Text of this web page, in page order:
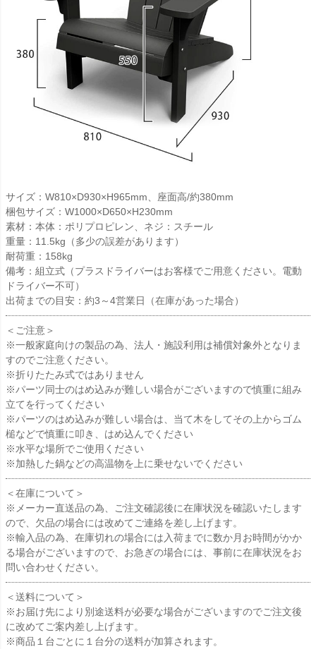
サイズ：W810×D930×H965mm、座面高/約380mm
梱包サイズ：W1000×D650×H230mm
素材：本体：ポリプロピレン、ネジ：スチール
重量：11.5kg（多少の誤差があります）
耐荷重：158kg
備考：組立式（プラスドライバーはお客様でご用意ください。電動
ドライバー不可）
出荷までの目安：約3～4営業日（在庫があった場合）
＜ご注意＞
※一般家庭向けの製品の為、法人・施設利用は補償対象外となりま
すのでご注意ください。
※折りたたみ式ではありません
※パーツ同士のはめ込みが難しい場合がございますので慎重に組み
立てを行ってください
※パーツのはめ込みが難しい場合は、当て木をしてその上からゴム
槌などで慎重に叩き、はめ込んでください
※水平な場所でご使用ください
※加熱した鍋などの高温物を上に乗せないでください
＜在庫について＞
※メーカー直送品の為、ご注文確認後に在庫状況を確認いたします
ので、欠品の場合には改めてご連絡を差し上げます。
※輸入品の為、在庫切れの場合には入荷までに数か月お時間がかか
る場合がございますので、お急ぎの場合には、事前に在庫状況をお
問い合わせください。
＜送料について＞
※お届け先により別途送料が必要な場合がございますのでご注文後
に改めてご案内差し上げます。
※商品１台ごとに１台分の送料が加算されます。